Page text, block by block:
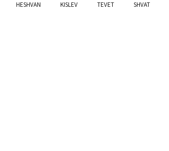
HESHVAN KISLEV TEVET SHVAT